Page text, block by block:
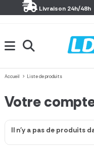
Livraison 24h/48h
Accueil Liste de produits
Votre
Il n'y a pas de produits
Panneau de gestion des cookies